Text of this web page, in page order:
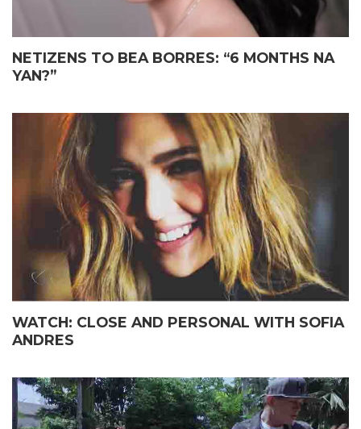
NETIZENS TO BEA BORRES: “6 MONTHS NA
YAN?”
WATCH: CLOSE AND PERSONAL WITH SOFIA
ANDRES